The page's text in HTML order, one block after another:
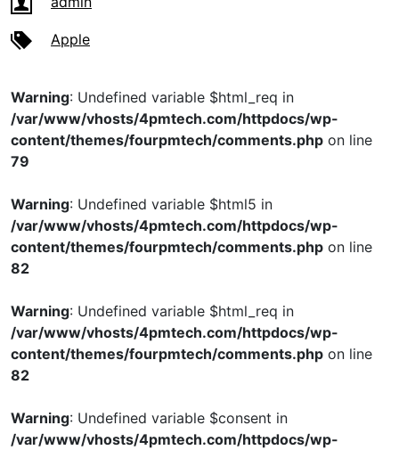
Apple
Warning: Undefined variable $html_req in
/var/www/vhosts/4pmtech.com/httpdocs/wp-
content/themes/fourpmtech/comments.php on line
79
Warning: Undefined variable $html5 in
/var/www/vhosts/4pmtech.com/httpdocs/wp-
content/themes/fourpmtech/comments.php on line
82
Warning: Undefined variable $html_req in
/var/www/vhosts/4pmtech.com/httpdocs/wp-
content/themes/fourpmtech/comments.php on line
82
Warning: Undefined variable $consent in
/var/www/vhosts/4pmtech.com/httpdocs/wp-